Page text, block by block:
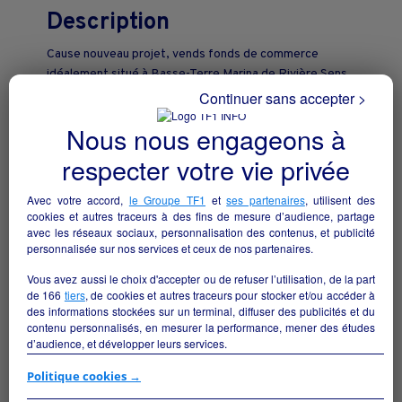
Description
Cause nouveau projet, vends fonds de commerce
idéalement situé à Basse-Terre Marina de Rivière Sens ,
* Tabac
* Française des Jeux (FDJ)
* PMU
Commerce avec clientèle fidèle et activité régulière.
Affaire saine avec potentiel de développement.
Local 65m2 avec 1 place de parking et une cave
Loyer mensuel : 1 302 €
Prix de vente : 160 000 € hors stock
Nous nous engageons à
respecter votre vie privée
Avec votre accord, le Groupe TF1 etses partenaires, utilisent des
cookies et autres traceurs à des fins de mesure d’audience, partage
avec les réseaux sociaux, personnalisation des contenus, et publicité
personnalisée sur nos services et ceux de nos partenaires.
Vous avez aussi le choix d'accepter ou de refuser l’utilisation, de la part
de 166 tiers, de cookies et autres traceurs pour stocker et/ou accéder à
des informations stockées sur un terminal, diffuser des publicités et du
contenu personnalisés, en mesurer la performance, mener des études
d’audience, et développer leurs services.
Si vous continuez sans accepter, les fonctionnalités liées à la
Politique cookies →
Continuer sans accepter >